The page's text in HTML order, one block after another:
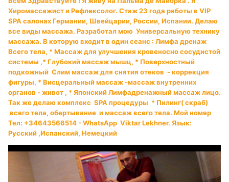
Хиромассажист и Рефлексолог. Стаж 23 года работы в VIP
SPA салонах Германии, Швейцарии, России, Испании. Делаю
все виды массажа. Разработал мою Универсальную технику
массажа. В которую входит в один сеанс : Лимфа дренаж
Всего тела, * Массаж для улучшения кровеносно сосудистой
системы ,* Глубокий массаж мышц, * Поверхностный
подкожный Слим массаж для снятия отеков - коррекция
фигуры, * Висцеральный массаж -массаж внутренних
органов - живот , * Японский Лимфадренажный массаж лицо.
Так же делаю комплекс SPA процедуры * Пилинг( скраб)
всего тела, обертывание и массаж всего тела. Мой номер
Тел: +34643566514 - WhatsApp Viktar Lekhner. Язык:
Русский ,Испанский, Немецкий